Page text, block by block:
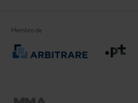
Membro de